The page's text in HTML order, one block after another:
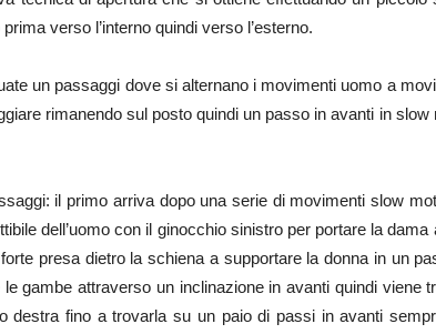
verso l’interno quindi verso l’esterno.
un passaggi dove si alternano i movimenti uomo a
rimanendo sul posto quindi un passo in avanti in slow
il primo arriva dopo una serie di movimenti slow
dell’uomo con il ginocchio sinistro per portare la dama
presa dietro la schiena a supportare la donna in un
gambe attraverso un inclinazione in avanti quindi viene
destra fino a trovarla su un paio di passi in avanti